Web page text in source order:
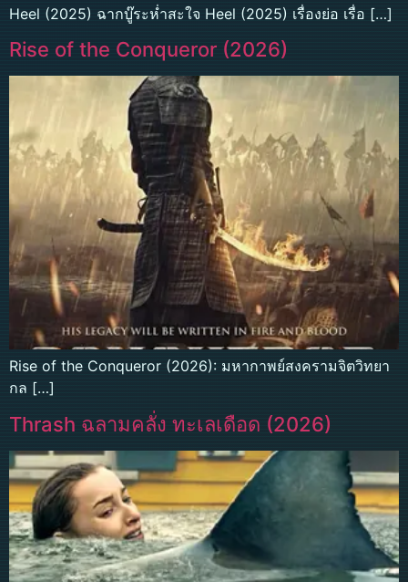
Heel (2025) ฉากบู๊ระห่ำสะใจ Heel (2025) เรื่องย่อ เรื่อ […]
Rise of the Conqueror (2026)
Rise of the Conqueror (2026): มหากาพย์สงครามจิตวิทยา
กล […]
Thrash ฉลามคลั่ง ทะเลเดือด (2026)